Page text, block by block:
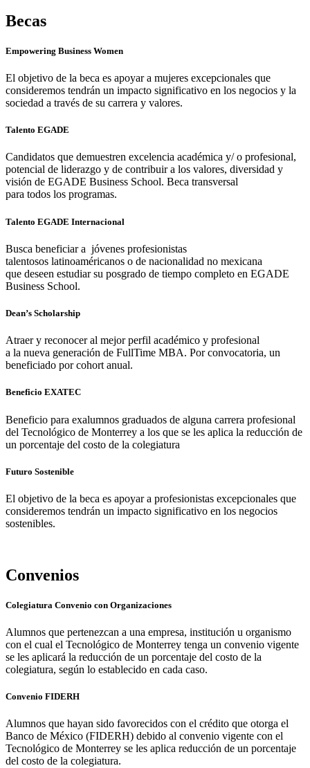
Becas
Empowering Business Women
El objetivo de la beca es apoyar a mujeres excepcionales que
consideremos tendrán un impacto significativo en los negocios y la
sociedad a través de su carrera y valores.
Talento EGADE
Candidatos que demuestren excelencia académica y/ o profesional,
potencial de liderazgo y de contribuir a los valores, diversidad y
visión de EGADE Business School. Beca transversal
para todos los programas.
Talento EGADE Internacional
Busca beneficiar a jóvenes profesionistas
talentosos latinoaméricanos o de nacionalidad no mexicana
que deseen estudiar su posgrado de tiempo completo en EGADE
Business School.
Dean’s Scholarship
Atraer y reconocer al mejor perfil académico y profesional
a la nueva generación de FullTime MBA. Por convocatoria, un
beneficiado por cohort anual.
Beneficio EXATEC
Beneficio para exalumnos graduados de alguna carrera profesional
del Tecnológico de Monterrey a los que se les aplica la reducción de
un porcentaje del costo de la colegiatura
Futuro Sostenible
El objetivo de la beca es apoyar a profesionistas excepcionales que
consideremos tendrán un impacto significativo en los negocios
sostenibles.
Convenios
Colegiatura Convenio con Organizaciones
Alumnos que pertenezcan a una empresa, institución u organismo
con el cual el Tecnológico de Monterrey tenga un convenio vigente
se les aplicará la reducción de un porcentaje del costo de la
colegiatura, según lo establecido en cada caso.
Convenio FIDERH
Alumnos que hayan sido favorecidos con el crédito que otorga el
Banco de México (FIDERH) debido al convenio vigente con el
Tecnológico de Monterrey se les aplica reducción de un porcentaje
del costo de la colegiatura.